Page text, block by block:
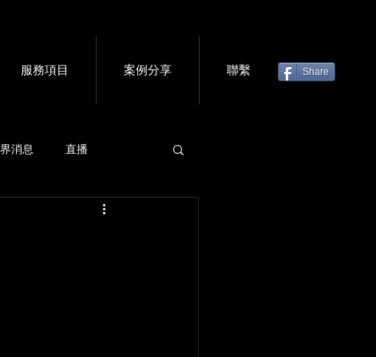
服務項目 案例分享 聯繫 Share
消息 直播